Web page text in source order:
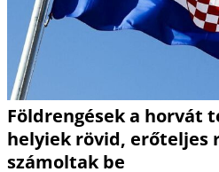
Földrengések a horvát
helyiek rövid, erőteljes
számoltak be